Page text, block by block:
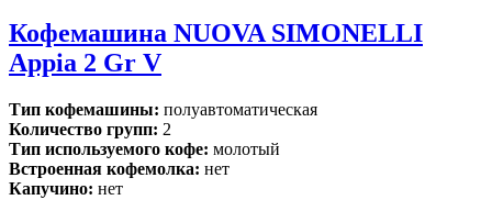
Кофемашина NUOVA SIMONELLI
Appia 2 Gr V
Тип кофемашины: полуавтоматическая
Количество групп: 2
Тип используемого кофе: молотый
Встроенная кофемолка: нет
Капучино: нет